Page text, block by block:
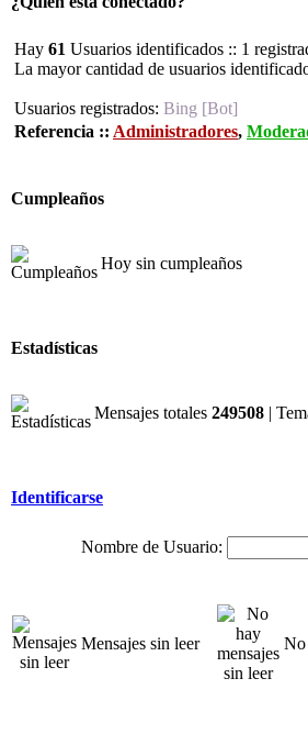
Hay 61 Usuarios identificados :: 1
La mayor cantidad de usuarios
Usuarios registrados: Bing [Bot]
Referencia :: Administradores,
Cumpleaños
Hoy sin cumpleaños
Estadísticas
Mensajes totales 249508 |
Identificarse
Nombre de Usuario:
Mensajes sin leer No